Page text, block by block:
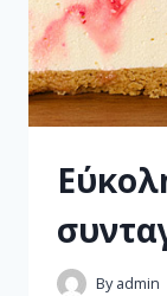
By admin